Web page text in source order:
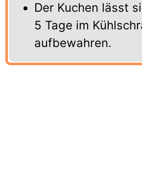
Der Kuchen lässt
5 Tage im
aufbewahren.